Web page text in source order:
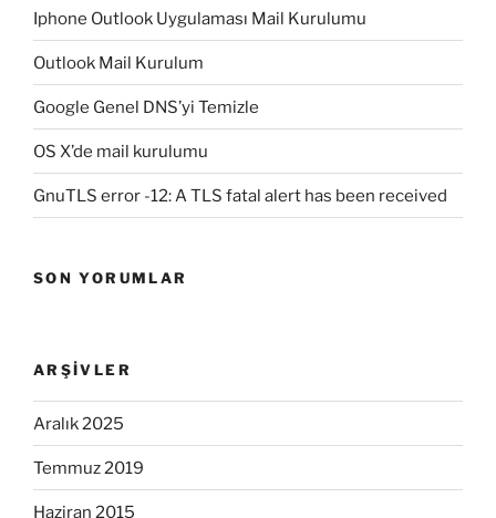
Iphone Outlook Uygulaması Mail Kurulumu
Outlook Mail Kurulum
Google Genel DNS’yi Temizle
OS X’de mail kurulumu
GnuTLS error -12: A TLS fatal alert has been received
SON YORUMLAR
ARŞIVLER
Aralık 2025
Temmuz 2019
Haziran 2015